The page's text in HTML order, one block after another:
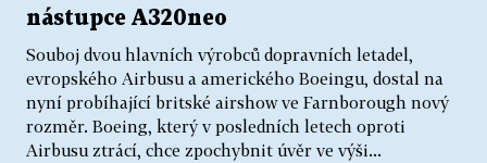
nástupce A320neo
Souboj dvou hlavních výrobců dopravních letadel,
evropského Airbusu a amerického Boeingu, dostal na
nyní probíhající britské airshow ve Farnborough nový
rozměr. Boeing, který v posledních letech oproti
Airbusu ztrácí, chce zpochybnit úvěr ve výši...